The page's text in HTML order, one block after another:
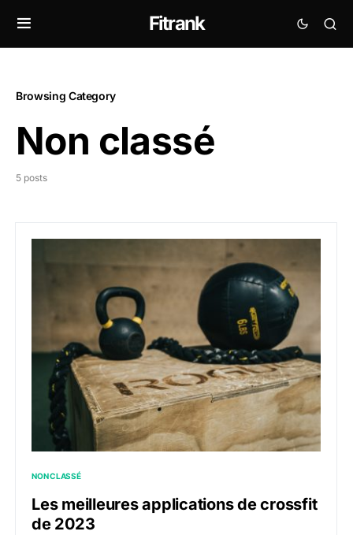
Fitrank
Browsing Category
Non classé
5 posts
NON CLASSÉ
Les meilleures applications de crossfit
de 2023